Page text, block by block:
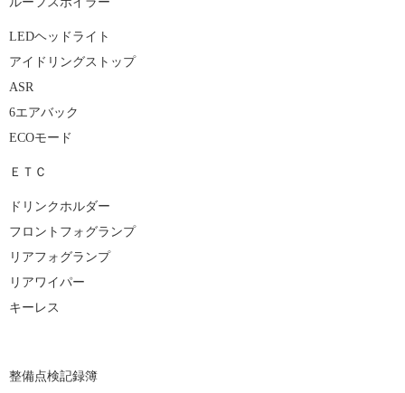
LEDヘッドライト
アイドリングストップ
ASR
6エアバック
ECOモード
ＥＴＣ
ドリンクホルダー
フロントフォグランプ
リアフォグランプ
リアワイパー
キーレス
整備点検記録簿